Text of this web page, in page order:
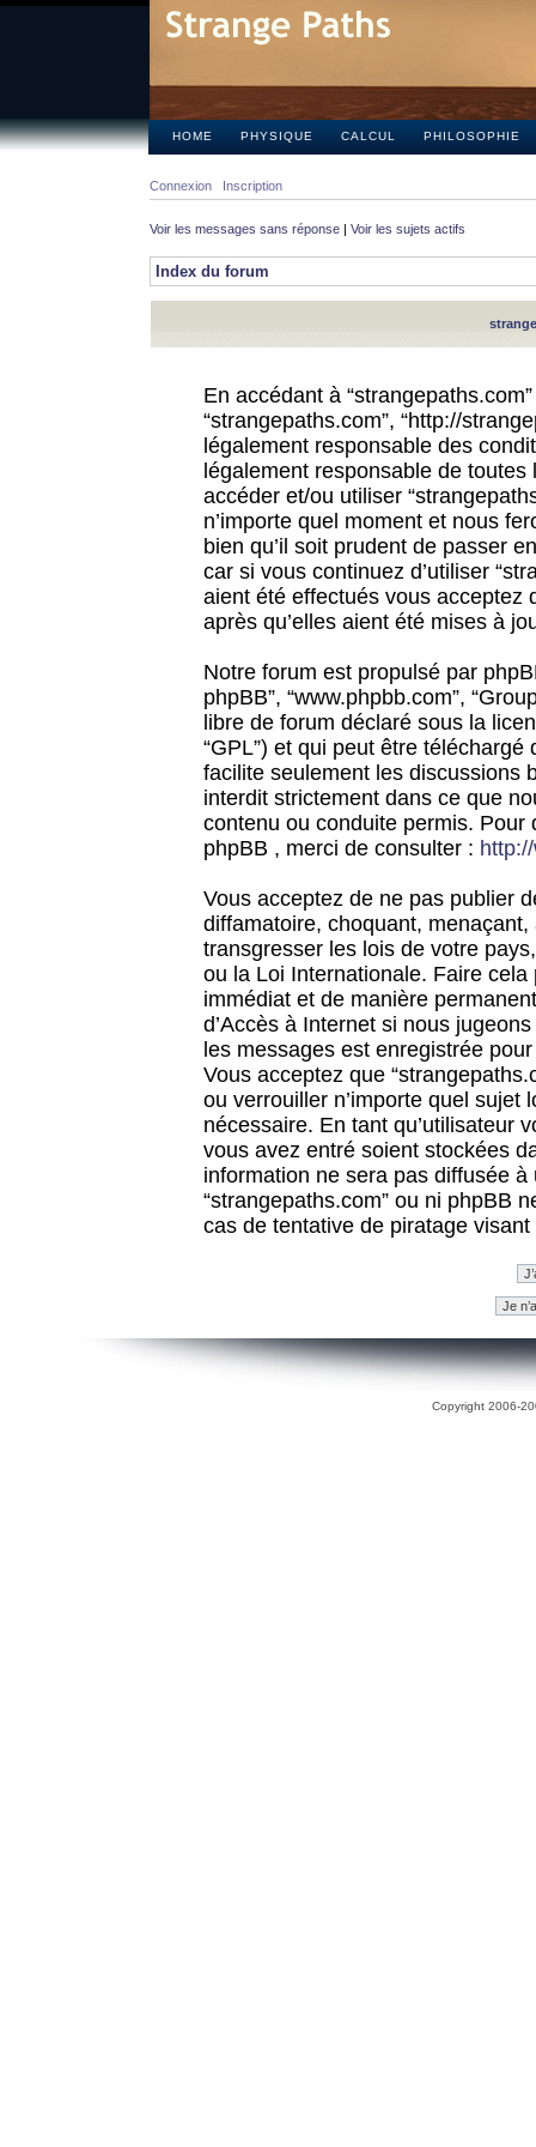
HOME PHYSIQUE CALCUL PHILOSOPHIE
Connexion Inscription
Voir les messages sans réponse | Voir les sujets actifs
Index du forum
En accédant à
“strangepaths.com”, “http://
légalement responsable des
légalement responsable de
accéder et/ou utiliser
n’importe quel moment et nous
bien qu’il soit prudent de passer
car si vous continuez d’utiliser
aient été effectués vous acceptez
après qu’elles aient été mises à
Notre forum est propulsé par
phpBB”, “www.phpbb.com”,
libre de forum déclaré sous la
“GPL”) et qui peut être téléchargé
facilite seulement les discussions
interdit strictement dans ce que
contenu ou conduite permis.
phpBB , merci de consulter :
Vous acceptez de ne pas publier
diffamatoire, choquant,
transgresser les lois de votre
ou la Loi Internationale. Faire
immédiat et de manière
d’Accès à Internet si nous
les messages est enregistrée
Vous acceptez que
ou verrouiller n’importe quel sujet
nécessaire. En tant qu’utilisateur
vous avez entré soient stockées
information ne sera pas diffusée
“strangepaths.com” ou ni phpBB
cas de tentative de piratage
Copyright 2006-